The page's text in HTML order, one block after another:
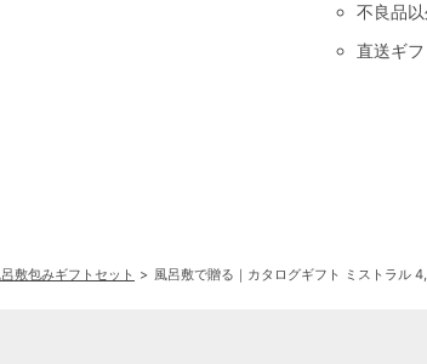
不良品
直送ギ
敷包みギフトセット 風呂敷で贈る｜カタログギフト ミストラル